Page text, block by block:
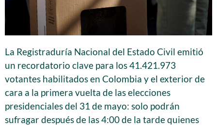
La Registraduría Nacional del Estado Civil emitió
un recordatorio clave para los 41.421.973
votantes habilitados en Colombia y el exterior de
cara a la primera vuelta de las elecciones
presidenciales del 31 de mayo: solo podrán
sufragar después de las 4:00 de la tarde quienes